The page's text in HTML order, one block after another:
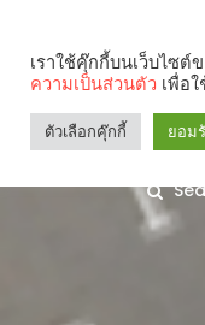
เราใช้คุ๊กกี้บนเว็บไซต์
ความเป็นส่วนตัว เพื่อ
ตัวเลือกคุ๊กกี้ ยอม